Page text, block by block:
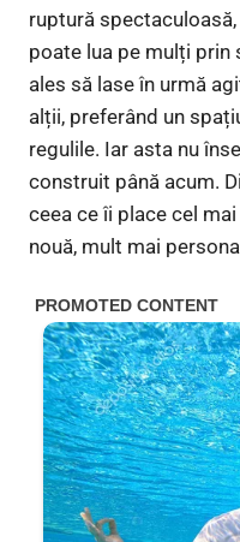
ruptură
poate lua pe mulți prin
ales să lase în urmă
alții, preferând un
regulile. Iar asta nu
construit până acum.
ceea ce îi place cel
nouă, mult mai